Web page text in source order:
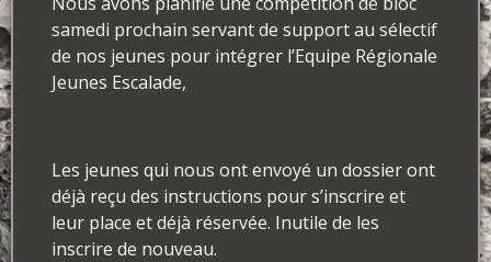
samedi prochain servant de support au sélectif
de nos jeunes pour intégrer l’Equipe Régionale
Jeunes Escalade,
Les jeunes qui nous ont envoyé un dossier ont
déjà reçu des instructions pour s’inscrire et
leur place et déjà réservée. Inutile de les
inscrire de nouveau.